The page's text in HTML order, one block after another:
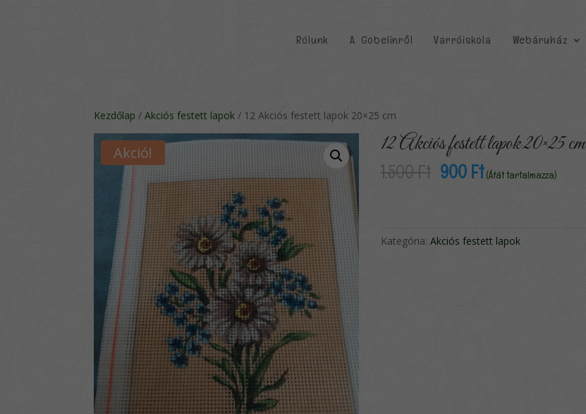
Rólunk A Gobelinről Varróiskola Webáruház
Kezdőlap / Akciós festett lapok/ 12 Akciós festett lapok 20×25 cm
Akció! 12 Akciós festett lapok 20×25 cm
1,500Ft Original
900 FtCurrent
price
(Áfát tartalmazza)
Kategória: Akciós festett lapok